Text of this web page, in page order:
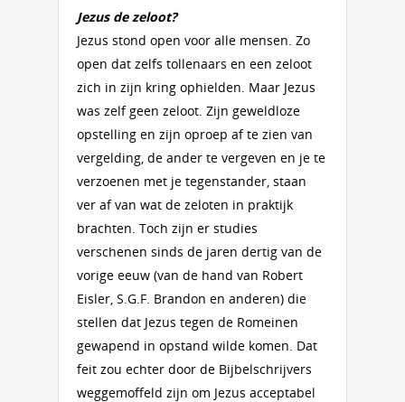
Jezus de zeloot?
Jezus stond open voor alle mensen. Zo
open dat zelfs tollenaars en een zeloot
zich in zijn kring ophielden. Maar Jezus
was zelf geen zeloot. Zijn geweldloze
opstelling en zijn oproep af te zien van
vergelding, de ander te vergeven en je te
verzoenen met je tegenstander, staan
ver af van wat de zeloten in praktijk
brachten. Toch zijn er studies
verschenen sinds de jaren dertig van de
vorige eeuw (van de hand van Robert
Eisler, S.G.F. Brandon en anderen) die
stellen dat Jezus tegen de Romeinen
gewapend in opstand wilde komen. Dat
feit zou echter door de Bijbelschrijvers
weggemoffeld zijn om Jezus acceptabel